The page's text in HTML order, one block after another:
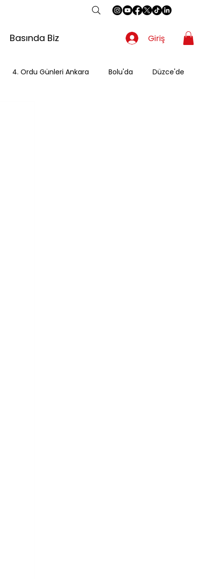
Basında Biz Giriş
4. Ordu Günleri Ankara Bolu'da Düzce'de